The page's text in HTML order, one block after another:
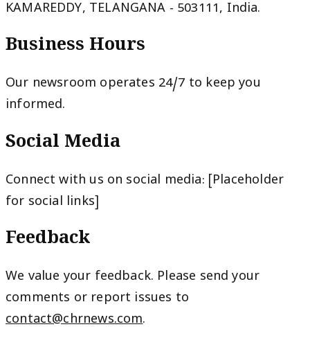
KAMAREDDY, TELANGANA - 503111, India.
Business Hours
Our newsroom operates 24/7 to keep you
informed.
Social Media
Connect with us on social media: [Placeholder
for social links]
Feedback
We value your feedback. Please send your
comments or report issues to
contact@chrnews.com.